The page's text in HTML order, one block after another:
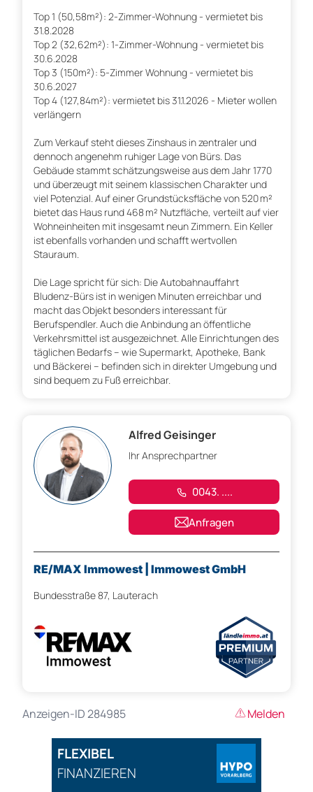
Top 1 (50,58m²): 2-Zimmer-Wohnung - vermietet bis
31.8.2028
Top 2 (32,62m²): 1-Zimmer-Wohnung - vermietet bis
30.6.2028
Top 3 (150m²): 5-Zimmer Wohnung - vermietet bis
30.6.2027
Top 4 (127,84m²): vermietet bis 31.1.2026 - Mieter wollen
verlängern
Zum Verkauf steht dieses Zinshaus in zentraler und
dennoch angenehm ruhiger Lage von Bürs. Das
Gebäude stammt schätzungsweise aus dem Jahr 1770
und überzeugt mit seinem klassischen Charakter und
viel Potenzial. Auf einer Grundstücksfläche von 520 m²
bietet das Haus rund 468 m² Nutzfläche, verteilt auf vier
Wohneinheiten mit insgesamt neun Zimmern. Ein Keller
ist ebenfalls vorhanden und schafft wertvollen
Stauraum.
Die Lage spricht für sich: Die Autobahnauffahrt
Bludenz-Bürs ist in wenigen Minuten erreichbar und
macht das Objekt besonders interessant für
Berufspendler. Auch die Anbindung an öffentliche
Verkehrsmittel ist ausgezeichnet. Alle Einrichtungen des
täglichen Bedarfs – wie Supermarkt, Apotheke, Bank
und Bäckerei – befinden sich in direkter Umgebung und
sind bequem zu Fuß erreichbar.
Alfred Geisinger
Ihr Ansprechpartner
0043. ....
Anfragen
RE/MAX Immowest | Immowest GmbH
Bundesstraße 87, Lauterach
Anzeigen-ID 284985 Melden
FLEXIBEL
FINANZIEREN